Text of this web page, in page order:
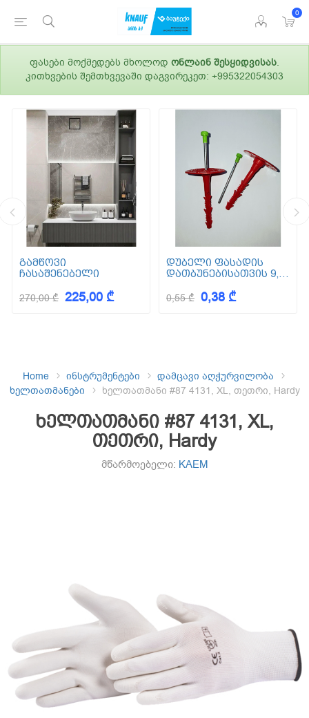
0
ფასები მოქმედებს მხოლოდ ონლაინ შესყიდვისას.
კითხვების შემთხვევაში დაგვირეკეთ: +995322054303
გამწოვი
ჩასაშენებელი
270,00 ₾ 225,00 ₾
დუბელი ფასადის
დათბუნებისათვის 9,5
0,55 ₾ 0,38 ₾
Home ინსტრუმენტები
დამცავი აღჭურვილობა
ხელთათმანები
ხელთათმანი #87 4131, XL, თეთრი, Hardy
ხელთათმანი #87 4131, XL,
თეთრი, Hardy
მწარმოებელი: KAEM